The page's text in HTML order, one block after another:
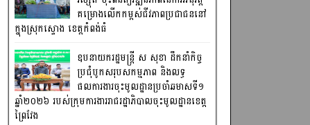
គម្រោងលើកកម្ពស់ជីវភាពប្រជាជននៅ
ក្នុងស្រុកស្ទោង ខេត្តកំពង់ធំ
ឧបនាយករដ្ឋមន្ត្រី ស សុខា ដឹកនាំកិច្ច
ប្រជុំបូកសរុបសកម្មភាព និងលទ្ធ
ផលការងារចុះមូលដ្ឋានប្រចាំឆមាសទី១
ឆ្នាំ២០២៦ របស់ក្រុមការងាររាជរដ្ឋាភិបាលចុះមូលដ្ឋានខេត្ត
ព្រៃវែង